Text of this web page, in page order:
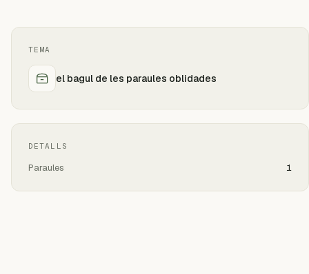
TEMA
el bagul de les paraules oblidades
DETALLS
Paraules 1